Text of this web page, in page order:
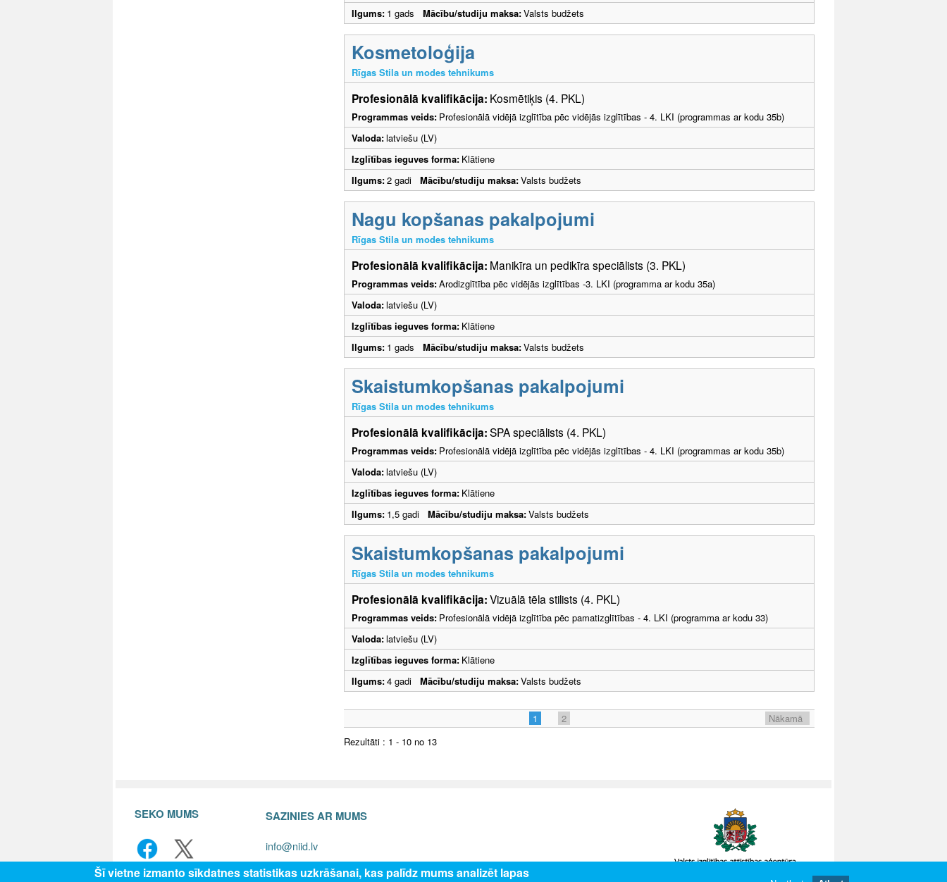
Ilgums: 1 gads Mācību/studiju maksa:Valsts budžets
Kosmetoloģija
Rīgas Stila un modes tehnikums
Profesionālā kvalifikācija: Kosmētiķis (4. PKL)
Programmas veids: Profesionālā vidējā izglītība pēc vidējās izglītības - 4. LKI (programmas ar kodu 35b)
Valoda:latviešu (LV)
Izglītības ieguves forma: Klātiene
Ilgums:2 gadi Mācību/studiju maksa:Valsts budžets
Nagu kopšanas pakalpojumi
Rīgas Stila un modes tehnikums
Profesionālā kvalifikācija: Manikīra un pedikīra speciālists (3. PKL)
Programmas veids:Arodizglītība pēc vidējās izglītības -3. LKI (programma ar kodu 35a)
Valoda:latviešu (LV)
Izglītības ieguves forma: Klātiene
Ilgums: 1 gads Mācību/studiju maksa:Valsts budžets
Skaistumkopšanas pakalpojumi
Rīgas Stila un modes tehnikums
Profesionālā kvalifikācija:SPA speciālists (4. PKL)
Programmas veids: Profesionālā vidējā izglītība pēc vidējās izglītības - 4. LKI (programmas ar kodu 35b)
Valoda:latviešu (LV)
Izglītības ieguves forma: Klātiene
Ilgums: 1,5 gadi Mācību/studiju maksa:Valsts budžets
Skaistumkopšanas pakalpojumi
Rīgas Stila un modes tehnikums
Profesionālā kvalifikācija:Vizuālā tēla stilists (4. PKL)
Programmas veids: Profesionālā vidējā izglītība pēc pamatizglītības - 4. LKI (programma ar kodu 33)
Valoda:latviešu (LV)
Izglītības ieguves forma: Klātiene
Ilgums:4 gadi Mācību/studiju maksa:Valsts budžets
1 2
Nākamā
Rezultāti : 1 - 10 no 13
SEKO MUMS SAZINIES AR MUMS
info@niid.lv
Šī vietne izmanto sīkdatnes statistikas uzkrāšanai, kas palīdz mums analizēt lapas